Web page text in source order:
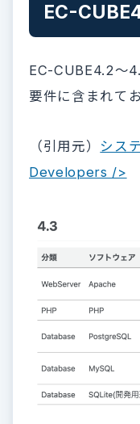
EC-
EC-CUBE4.2〜
要件に含まれて
（引用元） シス
Developers />